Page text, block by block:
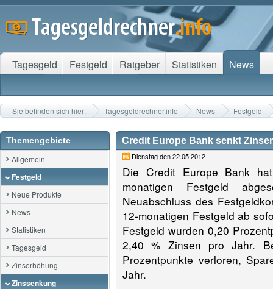
Sie befinden sich hier: Tagesgeldrechner.info News Festgeld
Themengebiete
Allgemein
Festgeld
Neue Produkte
News
Statistiken
Tagesgeld
Zinserhöhung
Zinssenkung
Credit Europe Bank senkt
Dienstag den 22.05.2012
Die Credit Europe Bank
monatigen Festgeld
Neuabschluss des
12-monatigen Festgeld ab
Festgeld wurden 0,20
2,40 % Zinsen pro Jahr.
Prozentpunkte verloren,
Jahr.
Tagesgeld Festgeld Ratgeber Statistiken News